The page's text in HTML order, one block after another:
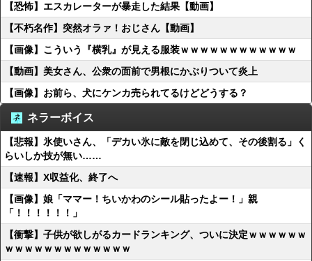
【恐怖】エスカレーターが暴走した結果【動画】
【不朽名作】突然オラァ！おじさん【動画】
【画像】こういう『横乳』が見える服装ｗｗｗｗｗｗｗｗｗｗｗｗ
【動画】美女さん、公衆の面前で男根にかぶりついて炎上
【画像】お前ら、犬にケンカ売られてるけどどうする？
ネラーボイス
【悲報】氷使いさん、「デカい氷に敵を閉じ込めて、その後割る」く
らいしか技が無い……
【速報】X収益化、終了へ
【画像】娘「ママー！ちいかわのシール貼ったよー！」親
「！！！！！！」
【衝撃】子供が欲しがるカードランキング、ついに決定ｗｗｗｗｗｗ
ｗｗｗｗｗｗｗｗｗｗｗｗｗ